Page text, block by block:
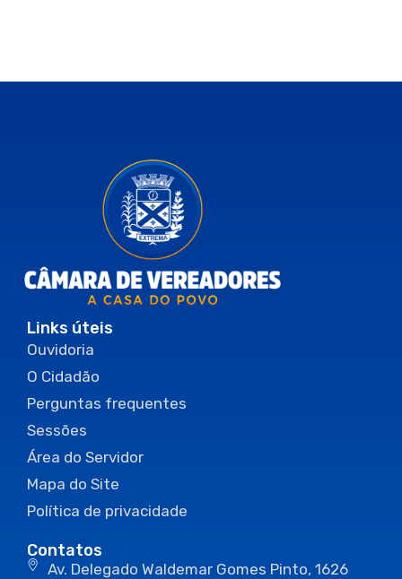
Links úteis
Ouvidoria
O Cidadão
Perguntas frequentes
Sessões
Área do Servidor
Mapa do Site
Política de privacidade
Contatos
Av. Delegado Waldemar Gomes Pinto, 1626